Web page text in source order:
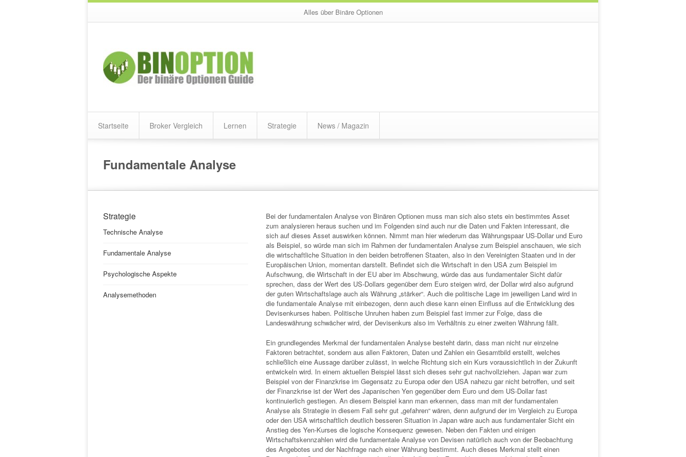
Alles über Binäre Optionen
Startseite Broker Vergleich Lernen Strategie News / Magazin
Fundamentale Analyse
Strategie
Technische Analyse
Fundamentale Analyse
Psychologische Aspekte
Analysemethoden
Bei der fundamentalen Analyse von Binären Optionen muss man sich also stets ein bestimmtes Asset
zum analysieren heraus suchen und im Folgenden sind auch nur die Daten und Fakten interessant, die
sich auf dieses Asset auswirken können. Nimmt man hier wiederum das Währungspaar US-Dollar und Euro
als Beispiel, so würde man sich im Rahmen der fundamentalen Analyse zum Beispiel anschauen, wie sich
die wirtschaftliche Situation in den beiden betroffenen Staaten, also in den Vereinigten Staaten und in der
Europäischen Union, momentan darstellt. Befindet sich die Wirtschaft in den USA zum Beispiel im
Aufschwung, die Wirtschaft in der EU aber im Abschwung, würde das aus fundamentaler Sicht dafür
sprechen, dass der Wert des US-Dollars gegenüber dem Euro steigen wird, der Dollar wird also aufgrund
der guten Wirtschaftslage auch als Währung „stärker“. Auch die politische Lage im jeweiligen Land wird in
die fundamentale Analyse mit einbezogen, denn auch diese kann einen Einfluss auf die Entwicklung des
Devisenkurses haben. Politische Unruhen haben zum Beispiel fast immer zur Folge, dass die
Landeswährung schwächer wird, der Devisenkurs also im Verhältnis zu einer zweiten Währung fällt.
Ein grundlegendes Merkmal der fundamentalen Analyse besteht darin, dass man nicht nur einzelne
Faktoren betrachtet, sondern aus allen Faktoren, Daten und Zahlen ein Gesamtbild erstellt, welches
schließlich eine Aussage darüber zulässt, in welche Richtung sich ein Kurs voraussichtlich in der Zukunft
entwickeln wird. In einem aktuellen Beispiel lässt sich dieses sehr gut nachvollziehen. Japan war zum
Beispiel von der Finanzkrise im Gegensatz zu Europa oder den USA nahezu gar nicht betroffen, und seit
der Finanzkrise ist der Wert des Japanischen Yen gegenüber dem Euro und dem US-Dollar fast
kontinuierlich gestiegen. An diesem Beispiel kann man erkennen, dass man mit der fundamentalen
Analyse als Strategie in diesem Fall sehr gut „gefahren“ wären, denn aufgrund der im Vergleich zu Europa
oder den USA wirtschaftlich deutlich besseren Situation in Japan wäre auch aus fundamentaler Sicht ein
Anstieg des Yen-Kurses die logische Konsequenz gewesen. Neben den Fakten und einigen
Wirtschaftskennzahlen wird die fundamentale Analyse von Devisen natürlich auch von der Beobachtung
des Angebotes und der Nachfrage nach einer Währung bestimmt. Auch dieses Merkmal stellt einen